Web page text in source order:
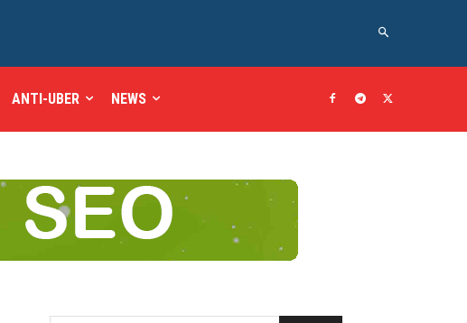
ANTI-UBER NEWS